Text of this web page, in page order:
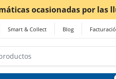
por las lluvias,los
Smart & Collect Blog